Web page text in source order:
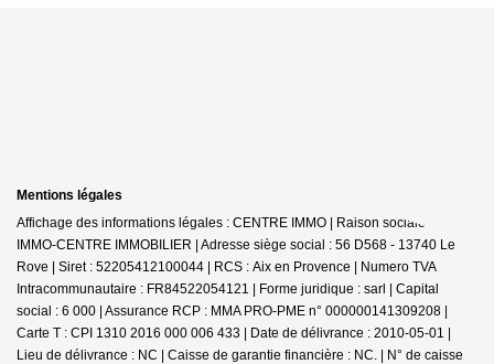
Mentions légales
Affichage des informations légales : CENTRE IMMO | Raison sociale : JDG
IMMO-CENTRE IMMOBILIER | Adresse siège social : 56 D568 - 13740 Le
Rove | Siret : 52205412100044 | RCS : Aix en Provence | Numero TVA
Intracommunautaire : FR84522054121 | Forme juridique : sarl | Capital
social : 6 000 | Assurance RCP : MMA PRO-PME n° 000000141309208 |
Carte T : CPI 1310 2016 000 006 433 | Date de délivrance : 2010-05-01 |
Lieu de délivrance : NC | Caisse de garantie financière : NC. | N° de caisse